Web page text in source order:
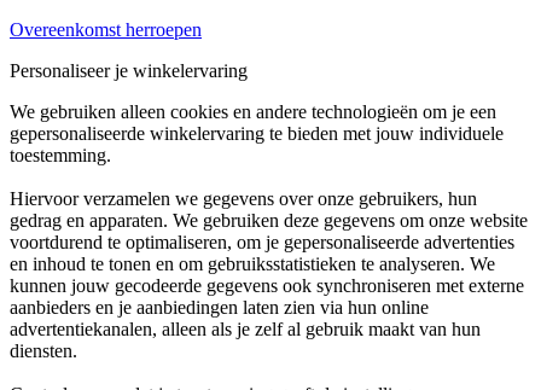
Overeenkomst herroepen
Personaliseer je winkelervaring
We gebruiken alleen cookies en andere technologieën om je een
gepersonaliseerde winkelervaring te bieden met jouw individuele
toestemming.
Hiervoor verzamelen we gegevens over onze gebruikers, hun
gedrag en apparaten. We gebruiken deze gegevens om onze website
voortdurend te optimaliseren, om je gepersonaliseerde advertenties
en inhoud te tonen en om gebruiksstatistieken te analyseren. We
kunnen jouw gecodeerde gegevens ook synchroniseren met externe
aanbieders en je aanbiedingen laten zien via hun online
advertentiekanalen, alleen als je zelf al gebruik maakt van hun
diensten.